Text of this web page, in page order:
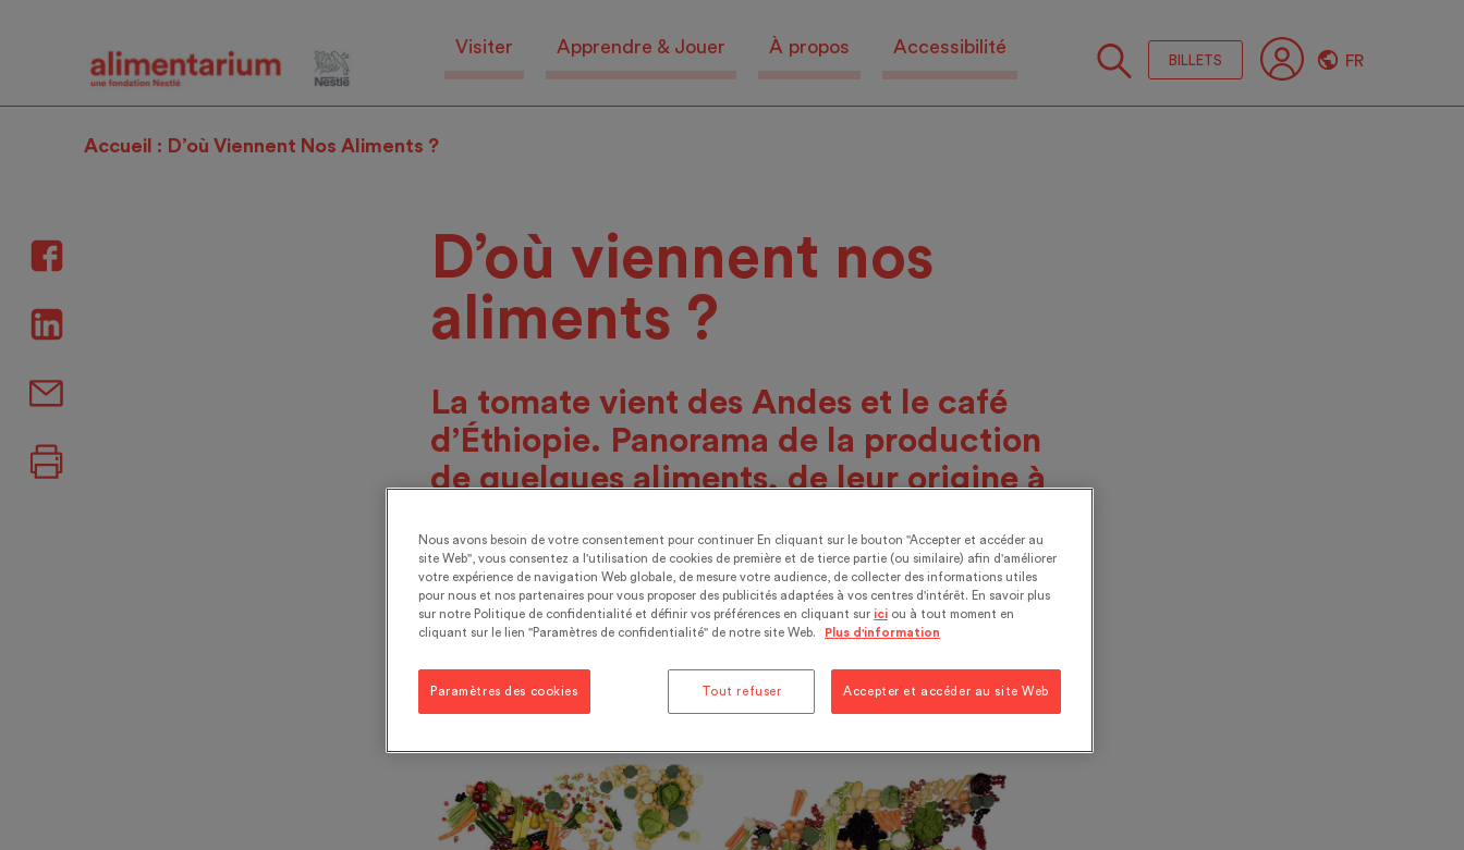
Visiter Apprendre & Jouer À propos Accessibilité
BILLETS FR
Accueil D’où Viennent Nos Aliments ?
D’où viennent nos
aliments ?
La tomate vient des Andes et le café
d’Éthiopie. Panorama de la production
de quelques aliments, de leur origine à
actuels.
3 min. Soyez le premier à laisser un commentaire
Infographies
Nous avons besoin de votre consentement pour continuer En cliquant sur le bouton "Accepter et accéder au
site Web", vous consentez a l'utilisation de cookies de première et de tierce partie (ou similaire) afin d'améliorer
votre expérience de navigation Web globale, de mesure votre audience, de collecter des informations utiles
pour nous et nos partenaires pour vous proposer des publicités adaptées à vos centres d'intérêt. En savoir plus
sur notre Politique de confidentialité et définir vos préférences en cliquant sur ici ou à tout moment en
cliquant sur le lien "Paramètres de confidentialité" de notre site Web.
Plus d'information
Tout refuser Accepter et accéder au site Web
Paramètres des cookies